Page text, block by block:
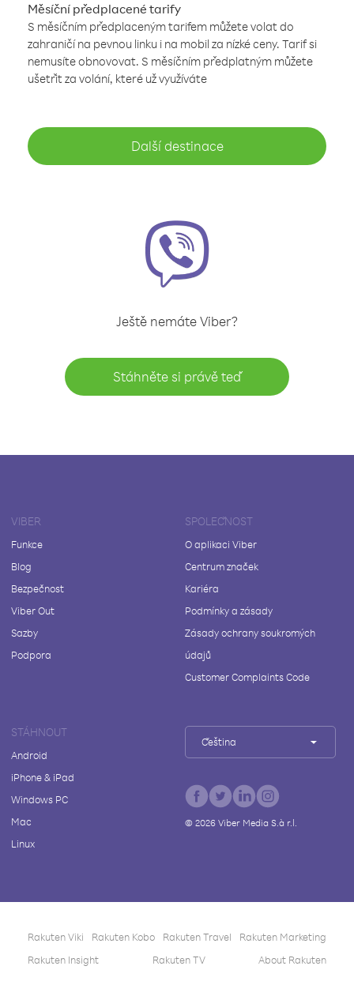
Měsíční předplacené tarify
S měsíčním předplaceným tarifem můžete volat do
zahraničí na pevnou linku i na mobil za nízké ceny. Tarif si
nemusíte obnovovat. S měsíčním předplatným můžete
ušetřit za volání, které už využíváte
Další destinace
Ještě nemáte Viber?
Stáhněte si právě teď
VIBER
Funkce
Blog
Bezpečnost
Viber Out
Sazby
Podpora
SPOLEČNOST
O aplikaci Viber
Centrum značek
Kariéra
Podmínky a zásady
Zásady ochrany soukromých
údajů
Customer Complaints Code
STÁHNOUT
Android
iPhone & iPad
Windows PC
Mac
Linux
Čeština
© 2026Viber Media S.à r.l.
Rakuten Viki Rakuten Kobo Rakuten Travel
Rakuten Marketing
Rakuten Insight
Rakuten TV About Rakuten